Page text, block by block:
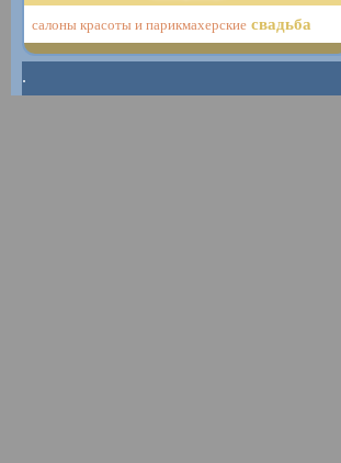
салоны красоты и парикмахерские свадьба
.